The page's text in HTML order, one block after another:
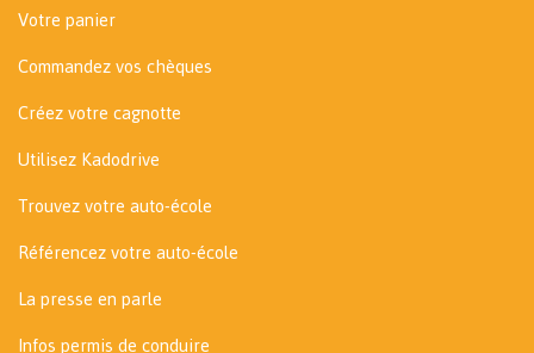
Votre panier
Commandez vos chèques
Créez votre cagnotte
Utilisez Kadodrive
Trouvez votre auto-école
Référencez votre auto-école
La presse en parle
Infos permis de conduire